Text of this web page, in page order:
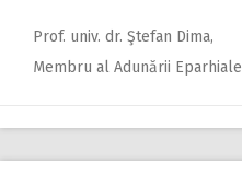
Prof. univ. dr. Ştefan Dima,
Membru al Adunării Eparhiale